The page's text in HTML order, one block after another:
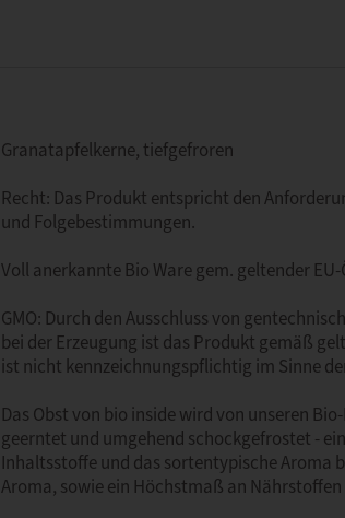
Granatapfelkerne, tiefgefroren
Recht: Das Produkt entspricht den
und Folgebestimmungen.
Voll anerkannte Bio Ware gem. geltender
GMO: Durch den Ausschluss von
bei der Erzeugung ist das Produkt gemäß
ist nicht kennzeichnungspflichtig im Sinne
Das Obst von bio inside wird von unseren
geerntet und umgehend schockgefrostet -
Inhaltsstoffe und das sortentypische Aroma
Aroma, sowie ein Höchstmaß an